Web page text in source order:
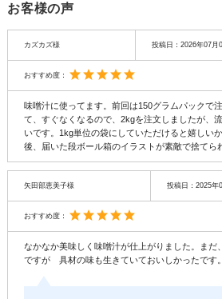
お客様の声
カズカズ様 投稿日： 2026年07月
おすすめ度：
味噌汁に使ってます。前回は150グラムパックで
て、すぐなくなるので、2kgを注文しましたが、
いです。1kg単位の袋にしていただけると嬉しい
後、届いた段ボール箱のイラストが素敵で捨てら
矢田部恵美子様 投稿日： 2025年
おすすめ度：
なかなか美味しく味噌汁が仕上がりました。まだ
ですが 具材の味も生きていておいしかったです。